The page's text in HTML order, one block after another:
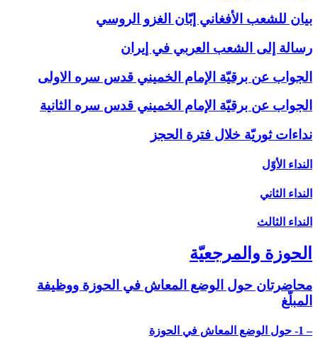
بيان للشعب الأفغاني إبّان الغزو الروسي
رسالة إلى الشعب العربي في إيران
الجواب عن برقيّة الإمام الخميني قدس سره الاولى
الجواب عن برقيّة الإمام الخميني قدس سره الثانية
نداءات ثوريّة خلال فترة الحجز
النداء الأوّل‏
النداء الثاني‏
النداء الثالث‏
الحوزة والمرجعيّة
محاضرتان حول الوضع المعاش في الحوزة ووظيفة
المبلّغ‏
– 1- حول الوضع المعاش في الحوزة